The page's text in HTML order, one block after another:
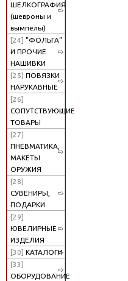
ШЕЛКОГРАФИЯ
(шевроны и
вымпелы)
[24] "ФОЛЬГА"
И ПРОЧИЕ
НАШИВКИ
[25] ПОВЯЗКИ
НАРУКАВНЫЕ
[26]
СОПУТСТВУЮЩИЕ
ТОВАРЫ
[27]
ПНЕВМАТИКА,
МАКЕТЫ
ОРУЖИЯ
[28]
СУВЕНИРЫ,
ПОДАРКИ
[29]
ЮВЕЛИРНЫЕ
ИЗДЕЛИЯ
[30] КАТАЛОГИ
[33]
ОБОРУДОВАНИЕ